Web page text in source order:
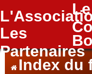
Le
Les
Partenaires
FAQ
Index du